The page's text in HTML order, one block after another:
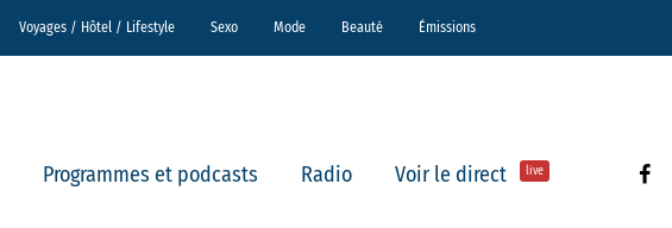
Voyages / Hôtel / Lifestyle Sexo Mode Beauté Émissions
Programmes et podcasts Radio Voir le direct live